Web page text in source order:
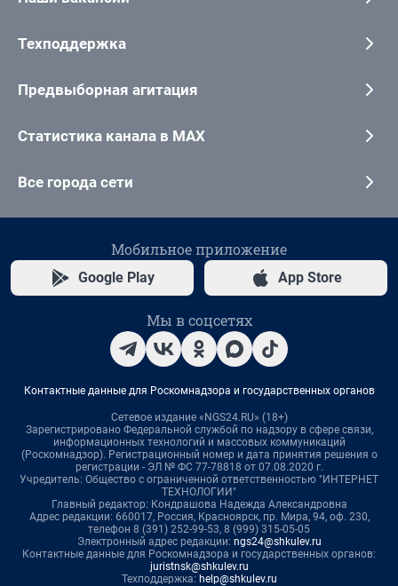
Техподдержка
Предвыборная агитация
Статистика канала в MAX
Все города сети
Мобильное приложение
Google Play App Store
Мы в соцсетях
Контактные данные для Роскомнадзора и государственных органов
Сетевое издание «NGS24.RU» (18+)
Зарегистрировано Федеральной службой по надзору в сфере связи,
информационных технологий и массовых коммуникаций
(Роскомнадзор). Регистрационный номер и дата принятия решения о
регистрации - ЭЛ № ФС 77-78818 от 07.08.2020 г.
Учредитель: Общество с ограниченной ответственностью "ИНТЕРНЕТ
ТЕХНОЛОГИИ"
Главный редактор: Кондрашова Надежда Александровна
Адрес редакции: 660017, Россия, Красноярск, пр. Мира, 94, оф. 230,
телефон 8 (391) 252-99-53, 8 (999) 315-05-05
Электронный адрес редакции: ngs24@shkulev.ru
Контактные данные для Роскомнадзора и государственных органов:
juristnsk@shkulev.ru
Техподдержка: help@shkulev.ru